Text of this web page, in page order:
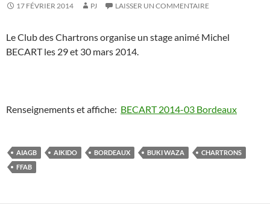
17 FÉVRIER 2014 PJ LAISSER UN COMMENTAIRE
Le Club des Chartrons organise un stage animé Michel
BECART les 29 et 30 mars 2014.
Renseignements et affiche: BECART 2014-03 Bordeaux
AIAGB AIKIDO BORDEAUX BUKI WAZA
CHARTRONS
FFAB